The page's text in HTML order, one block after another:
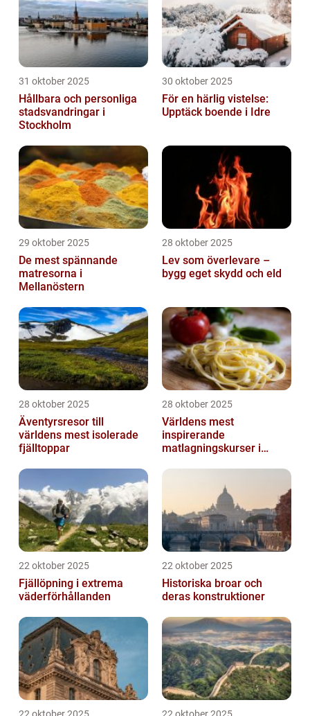
31 oktober 2025
Hållbara och personliga
stadsvandringar i
Stockholm
30 oktober 2025
För en härlig vistelse:
Upptäck boende i Idre
29 oktober 2025
De mest spännande
matresorna i
Mellanöstern
28 oktober 2025
Lev som överlevare –
bygg eget skydd och eld
28 oktober 2025
Äventyrsresor till
världens mest isolerade
fjälltoppar
28 oktober 2025
Världens mest
inspirerande
matlagningskurser i
22 oktober 2025
Fjällöpning i extrema
väderförhållanden
22 oktober 2025
Historiska broar och
deras konstruktioner